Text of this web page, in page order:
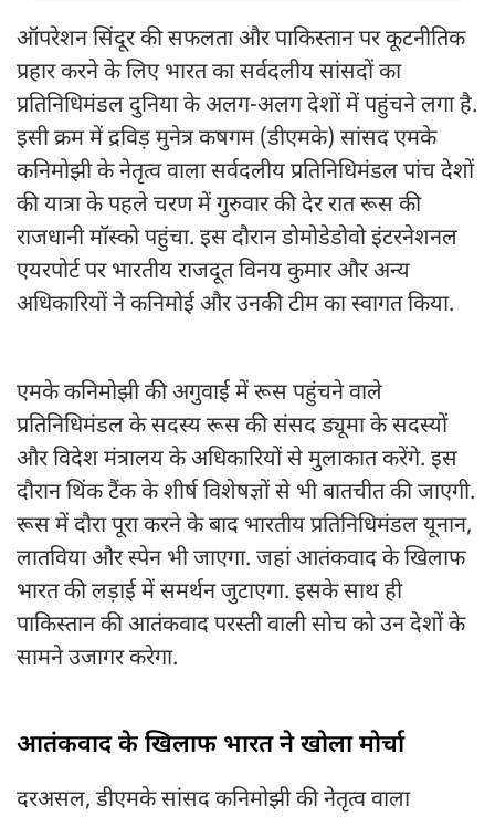
ऑपरेशन सिंदूर की सफलता और पाकिस्तान पर कूटनीतिक
प्रहार करने के लिए भारत का सर्वदलीय सांसदों का
प्रतिनिधिमंडल दुनिया के अलग-अलग देशों में पहुंचने लगा है.
इसी क्रम में द्रविड़ मुनेत्र कषगम (डीएमके) सांसद एमके
कनिमोझी के नेतृत्व वाला सर्वदलीय प्रतिनिधिमंडल पांच देशों
की यात्रा के पहले चरण में गुरुवार की देर रात रूस की
राजधानी मॉस्को पहुंचा. इस दौरान डोमोडेडोवो इंटरनेशनल
एयरपोर्ट पर भारतीय राजदूत विनय कुमार और अन्य
अधिकारियों ने कनिमोई और उनकी टीम का स्वागत किया.
एमके कनिमोझी की अगुवाई में रूस पहुंचने वाले
प्रतिनिधिमंडल के सदस्य रूस की संसद ड्यूमा के सदस्यों
और विदेश मंत्रालय के अधिकारियों से मुलाकात करेंगे. इस
दौरान थिंक टैंक के शीर्ष विशेषज्ञों से भी बातचीत की जाएगी.
रूस में दौरा पूरा करने के बाद भारतीय प्रतिनिधिमंडल यूनान,
लातविया और स्पेन भी जाएगा. जहां आतंकवाद के खिलाफ
भारत की लड़ाई में समर्थन जुटाएगा. इसके साथ ही
पाकिस्तान की आतंकवाद परस्ती वाली सोच को उन देशों के
सामने उजागर करेगा.
आतंकवाद के खिलाफ भारत ने खोला मोर्चा
दरअसल, डीएमके सांसद कनिमोझी की नेतृत्व वाला